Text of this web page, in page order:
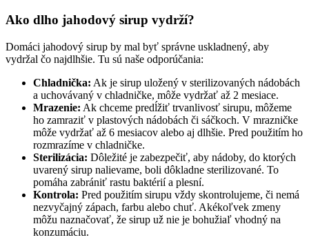
Ako dlho jahodový sirup vydrží?
Domáci jahodový sirup by mal byť správne uskladnený, aby
vydržal čo najdlhšie. Tu sú naše odporúčania:
Chladnička: Ak je sirup uložený v sterilizovaných nádobách
a uchovávaný v chladničke, môže vydržať až 2 mesiace.
Mrazenie: Ak chceme predĺžiť trvanlivosť sirupu, môžeme
ho zamraziť v plastových nádobách či sáčkoch. V mrazničke
môže vydržať až 6 mesiacov alebo aj dlhšie. Pred použitím ho
rozmrazíme v chladničke.
Sterilizácia: Dôležité je zabezpečiť, aby nádoby, do ktorých
uvarený sirup nalievame, boli dôkladne sterilizované. To
pomáha zabrániť rastu baktérií a plesní.
Kontrola: Pred použitím sirupu vždy skontrolujeme, či nemá
nezvyčajný zápach, farbu alebo chuť. Akékoľvek zmeny
môžu naznačovať, že sirup už nie je bohužiaľ vhodný na
konzumáciu.